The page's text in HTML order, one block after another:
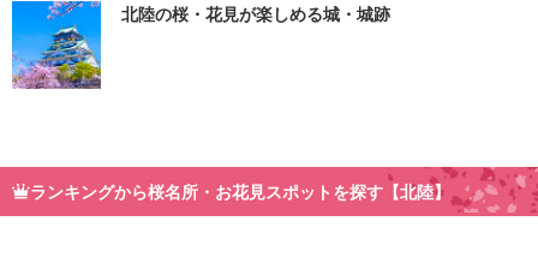
北陸の桜・花見が楽しめる城・城跡
ランキングから桜名所・お花見スポットを探す【北陸】